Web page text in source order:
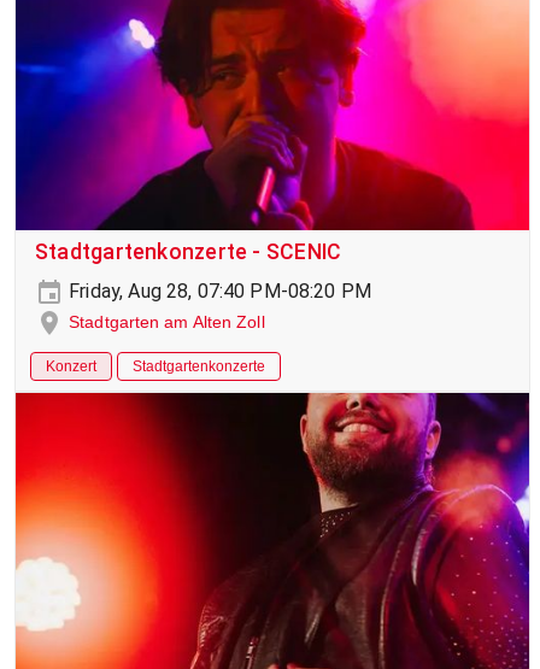
Stadtgartenkonzerte - SCENIC
Friday, Aug 28, 07:40 PM-08:20 PM
Stadtgarten am Alten Zoll
Konzert Stadtgartenkonzerte